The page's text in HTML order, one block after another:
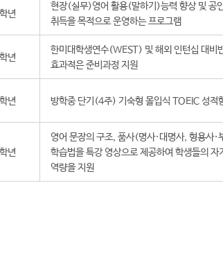
년
현장(실무)영어 활용(말하기)능력 향상 및 공
취득을 목적으로 운영하는 프로그램
년
한미대학생연수(WEST) 및 해외 인턴십 대비
효과적은 준비과정 지원
년 방학중 단기(4주) 기숙형 몰입식 TOEIC 성적
년
영어 문장의 구조, 품사(명사·대명사, 형용사·
학습법을 특강 영상으로 제공하여 학생들의 자
역량을 지원